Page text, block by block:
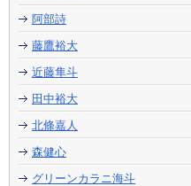
阿部詩
藤鷹裕大
近藤隼斗
田中裕大
北條嘉人
森健心
グリーンカラニ海斗